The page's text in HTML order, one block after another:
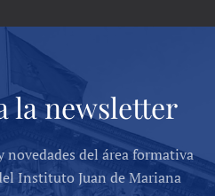
la newsletter
del área formativa
Instituto Juan de Mariana